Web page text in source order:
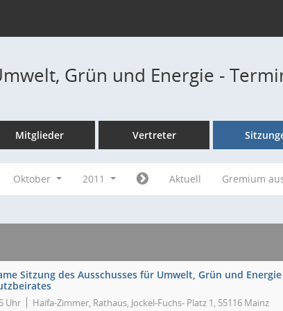
Grün und Energie -
Mitglieder Vertreter
Oktober 2011 Aktuell Gremium
Sitzung des Ausschusses für Umwelt, Grün und
Uhr Haifa-Zimmer, Rathaus, Jockel-Fuchs- Platz 1, 55116 Mainz